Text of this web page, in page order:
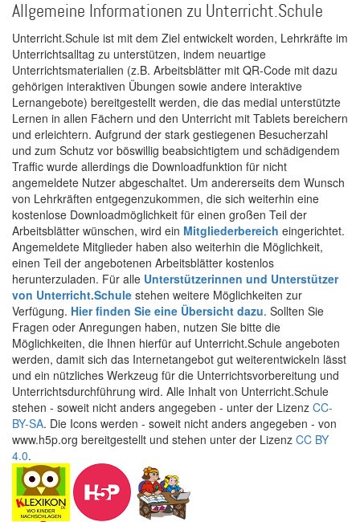
Allgemeine Informationen zu Unterricht.Schule
Unterricht.Schule ist mit dem Ziel entwickelt worden, Lehrkräfte im
Unterrichtsalltag zu unterstützen, indem neuartige
Unterrichtsmaterialien (z.B. Arbeitsblätter mit QR-Code mit dazu
gehörigen interaktiven Übungen sowie andere interaktive
Lernangebote) bereitgestellt werden, die das medial unterstützte
Lernen in allen Fächern und den Unterricht mit Tablets bereichern
und erleichtern. Aufgrund der stark gestiegenen Besucherzahl
und zum Schutz vor böswillig beabsichtigtem und schädigendem
Traffic wurde allerdings die Downloadfunktion für nicht
angemeldete Nutzer abgeschaltet. Um andererseits dem Wunsch
von Lehrkräften entgegenzukommen, die sich weiterhin eine
kostenlose Downloadmöglichkeit für einen großen Teil der
Arbeitsblätter wünschen, wird ein Mitgliederbereich eingerichtet.
Angemeldete Mitglieder haben also weiterhin die Möglichkeit,
einen Teil der angebotenen Arbeitsblätter kostenlos
herunterzuladen. Für alle Unterstützerinnen und Unterstützer
von Unterricht.Schule stehen weitere Möglichkeiten zur
Verfügung. Hier finden Sie eine Übersicht dazu. Sollten Sie
Fragen oder Anregungen haben, nutzen Sie bitte die
Möglichkeiten, die Ihnen hierfür auf Unterricht.Schule angeboten
werden, damit sich das Internetangebot gut weiterentwickeln lässt
und ein nützliches Werkzeug für die Unterrichtsvorbereitung und
Unterrichtsdurchführung wird. Alle Inhalt von Unterricht.Schule
stehen - soweit nicht anders angegeben - unter der Lizenz CC-
BY-SA. Die Icons werden - soweit nicht anders angegeben - von
www.h5p.org bereitgestellt und stehen unter der Lizenz CC BY
4.0.